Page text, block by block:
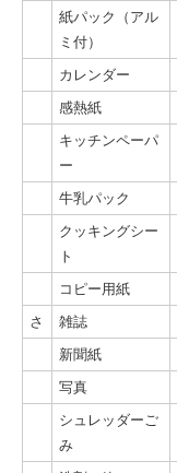
紙パック（アル
ミ付）
カレンダー
感熱紙
キッチンペーパ
ー
牛乳パック
クッキングシー
ト
コピー用紙
さ
雑誌
新聞紙
写真
シュレッダーご
み